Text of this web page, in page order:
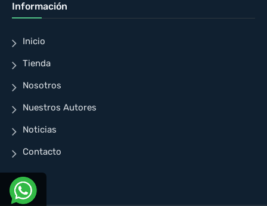
Información
Inicio
Tienda
Nosotros
Nuestros Autores
Noticias
Contacto